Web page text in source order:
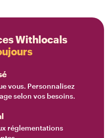
Withlocals
vous. Personnalisez
selon vos besoins.
réglementations